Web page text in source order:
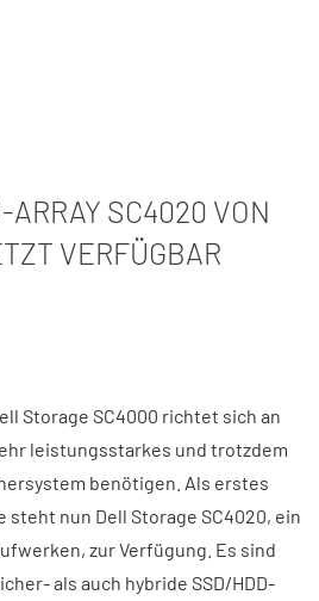
ARRAY SC4020 VON
VERFÜGBAR
Storage SC4000 richtet sich an
leistungsstarkes und trotzdem
benötigen. Als erstes
steht nun Dell Storage SC4020, ein
zur Verfügung. Es sind
als auch hybride SSD/HDD-